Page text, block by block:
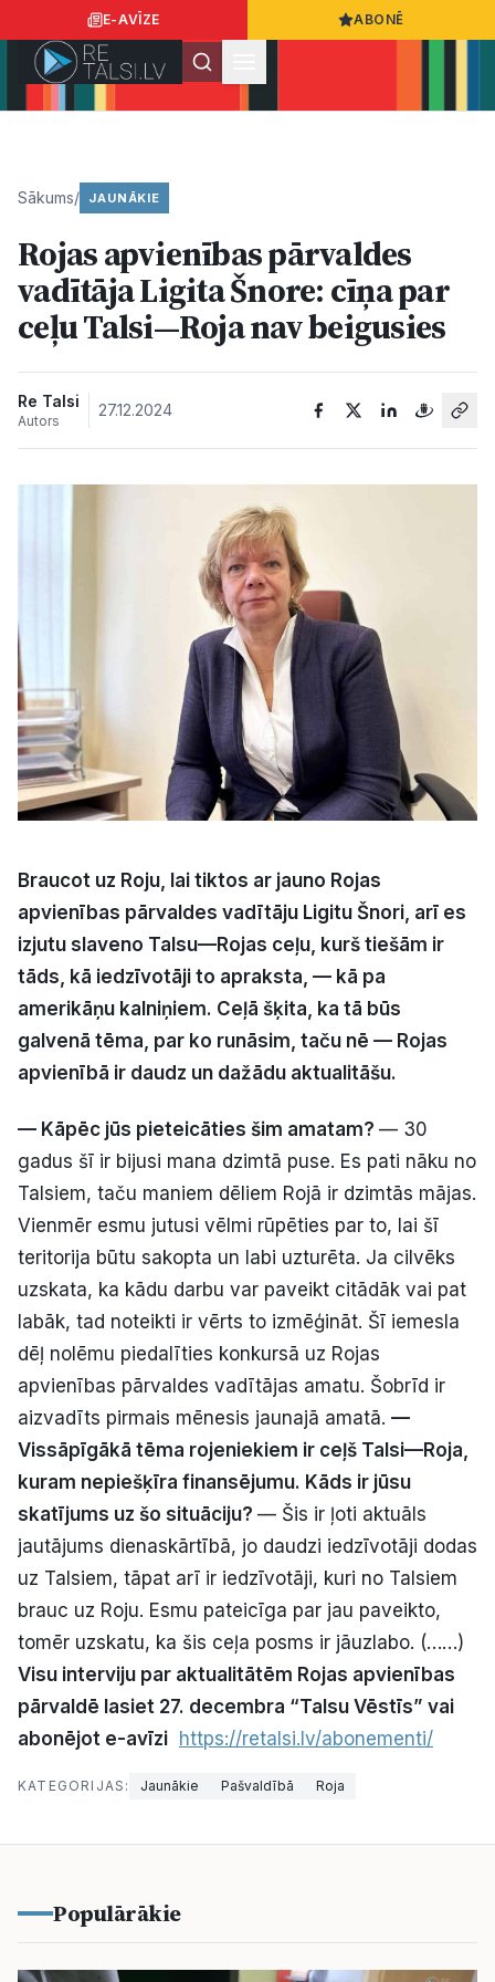
E-AVĪZE ABONĒ
Ziņas
Sabiedrība
Kultūra
Bizness
Video
Vieta
Pasākumi
Reklāma
Politiskā reklāma
Par mums
Kontakti
Ziņo redakcijai
Facebook Instagram
Sākums/ JAUNĀKIE
Rojas apvienības pārvaldes
vadītāja Ligita Šnore: cīņa par
ceļu Talsi—Roja nav beigusies
Re Talsi
Autors
27.12.2024
Braucot uz Roju, lai tiktos ar jauno Rojas
apvienības pārvaldes vadītāju Ligitu Šnori, arī es
izjutu slaveno Talsu—Rojas ceļu, kurš tiešām ir
tāds, kā iedzīvotāji to apraksta, — kā pa
amerikāņu kalniņiem. Ceļā šķita, ka tā būs
galvenā tēma, par ko runāsim, taču nē — Rojas
apvienībā ir daudz un dažādu aktualitāšu.
— Kāpēc jūs pieteicāties šim amatam? — 30
gadus šī ir bijusi mana dzimtā puse. Es pati nāku no
Talsiem, taču maniem dēliem Rojā ir dzimtās mājas.
Vienmēr esmu jutusi vēlmi rūpēties par to, lai šī
teritorija būtu sakopta un labi uzturēta. Ja cilvēks
uzskata, ka kādu darbu var paveikt citādāk vai pat
labāk, tad noteikti ir vērts to izmēģināt. Šī iemesla
dēļ nolēmu piedalīties konkursā uz Rojas
apvienības pārvaldes vadītājas amatu. Šobrīd ir
aizvadīts pirmais mēnesis jaunajā amatā. —
Vissāpīgākā tēma rojeniekiem ir ceļš Talsi—Roja,
kuram nepiešķīra finansējumu. Kāds ir jūsu
skatījums uz šo situāciju? — Šis ir ļoti aktuāls
jautājums dienaskārtībā, jo daudzi iedzīvotāji dodas
uz Talsiem, tāpat arī ir iedzīvotāji, kuri no Talsiem
brauc uz Roju. Esmu pateicīga par jau paveikto,
tomēr uzskatu, ka šis ceļa posms ir jāuzlabo. (……)
Visu interviju par aktualitātēm Rojas apvienības
pārvaldē lasiet 27. decembra “Talsu Vēstīs” vai
abonējot e-avīzi https://retalsi.lv/abonementi/
KATEGORIJAS: Jaunākie Pašvaldībā Roja
Populārākie